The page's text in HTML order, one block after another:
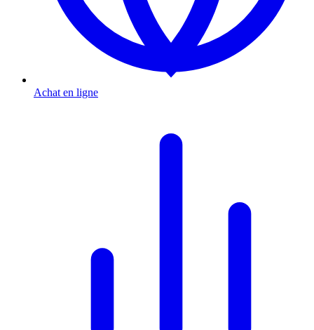
Achat en ligne